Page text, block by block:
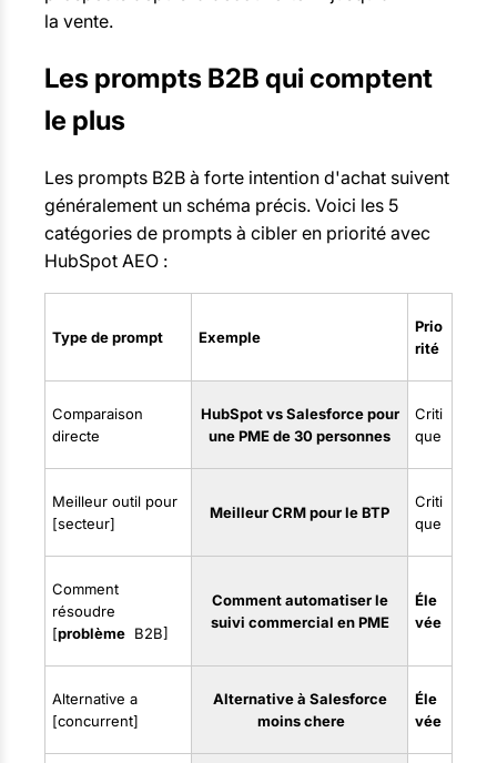
la vente.
Les prompts B2B qui comptent
le plus
Les prompts B2B à forte intention d'achat suivent
généralement un schéma précis. Voici les 5
catégories de prompts à cibler en priorité avec
HubSpot AEO :
Type de prompt Exemple
Prio
rité
Comparaison
directe
HubSpot vs Salesforce pour
une PME de 30 personnes
Criti
que
Meilleur outil pour
[secteur]
Meilleur CRM pour le BTP
Criti
que
Comment
résoudre
[problème B2B]
Comment automatiser le
suivi commercial en PME
Éle
vée
Alternative a
[concurrent]
Alternativeà Salesforce
moins chere
Éle
vée